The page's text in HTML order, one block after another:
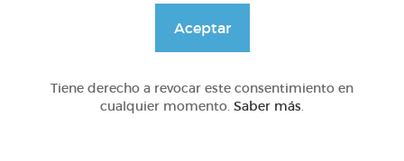
DOCS (2)
Aceptar
Tiene derecho a revocar este consentimiento en
cualquier momento. Saber más.